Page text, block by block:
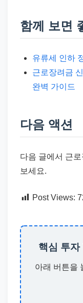
함께 보면
유류세 인하
근로장려금
완벽 가이드
다음 액션
다음 글에서 근
보세요.
Post Views:
핵심 투
아래 버튼을